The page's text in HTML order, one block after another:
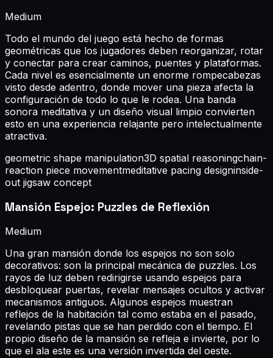
Medium
Todo el mundo del juego está hecho de formas
geométricas que los jugadores deben reorganizar, rotar
y conectar para crear caminos, puentes y plataformas.
Cada nivel es esencialmente un enorme rompecabezas
visto desde adentro, donde mover una pieza afecta la
configuración de todo lo que le rodea. Una banda
sonora meditativa y un diseño visual limpio convierten
esto en una experiencia relajante pero intelectualmente
atractiva.
geometric shape manipulation3D spatial reasoningchain-
reaction piece movementmeditative pacing designinside-
out jigsaw concept
Mansión Espejo: Puzzles de Reflexión
Medium
Una gran mansión donde los espejos no son solo
decorativos: son la principal mecánica de puzzles. Los
rayos de luz deben redirigirse usando espejos para
desbloquear puertas, revelar mensajes ocultos y activar
mecanismos antiguos. Algunos espejos muestran
reflejos de la habitación tal como estaba en el pasado,
revelando pistas que se han perdido con el tiempo. El
propio diseño de la mansión se refleja e invierte, por lo
que el ala este es una versión invertida del oeste.